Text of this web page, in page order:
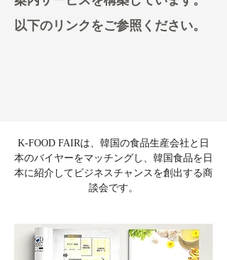
以下のリンクをご参照ください。
K-FOOD FAIRは、韓国の食品生産会社と日
本のバイヤーをマッチングし、韓国食品を日
本に紹介してビジネスチャンスを創出する商
談会です。